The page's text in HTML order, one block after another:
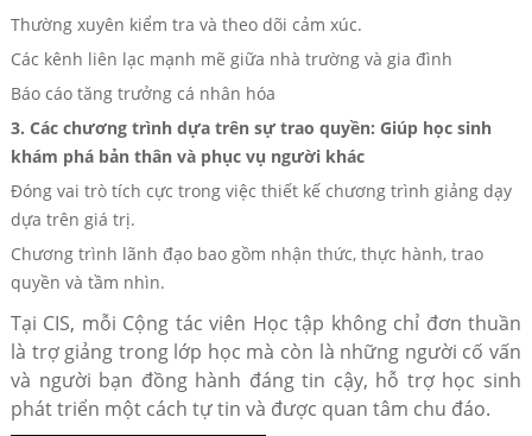
Thường xuyên kiểm tra và theo dõi cảm xúc.
Các kênh liên lạc mạnh mẽ giữa nhà trường và gia đình
Báo cáo tăng trưởng cá nhân hóa
3. Các chương trình dựa trên sự trao quyền: Giúp học sinh
khám phá bản thân và phục vụ người khác
Đóng vai trò tích cực trong việc thiết kế chương trình giảng dạy
dựa trên giá trị.
Chương trình lãnh đạo bao gồm nhận thức, thực hành, trao
quyền và tầm nhìn.
Tại CIS, mỗi Cộng tác viên Học tập không chỉ đơn thuần
là trợ giảng trong lớp học mà còn là những người cố vấn
và người bạn đồng hành đáng tin cậy, hỗ trợ học sinh
phát triển một cách tự tin và được quan tâm chu đáo.